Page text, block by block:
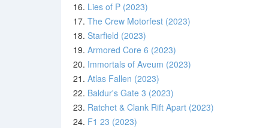
16. Lies of P (2023)
17. The Crew Motorfest (2023)
18. Starfield (2023)
19. Armored Core 6 (2023)
20. Immortals of Aveum (2023)
21. Atlas Fallen (2023)
22. Baldur's Gate 3 (2023)
23. Ratchet & Clank Rift Apart (2023)
24. F1 23 (2023)